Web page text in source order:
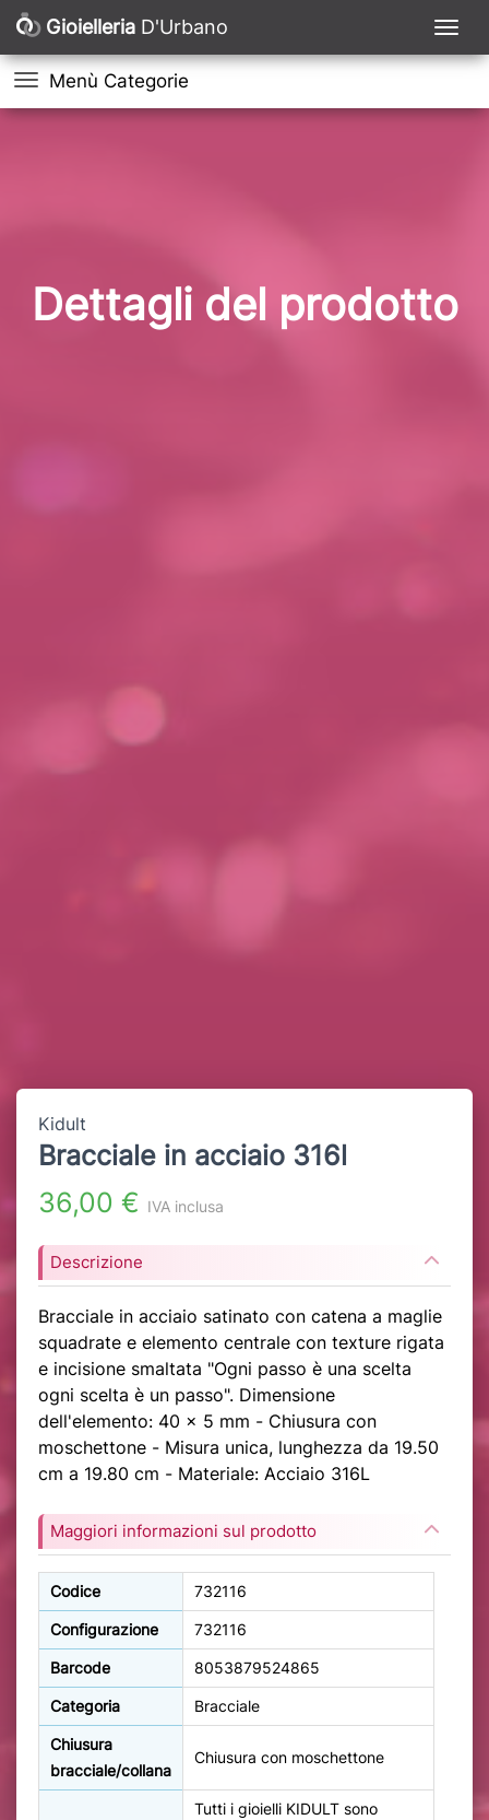
Gioielleria D'Urbano
Menù Categorie
Dettagli del prodotto
Kidult
Bracciale in acciaio 316l
36,00 € IVA inclusa
Descrizione
Bracciale in acciaio satinato con catena a maglie
squadrate e elemento centrale con texture rigata
e incisione smaltata "Ogni passo è una scelta
ogni scelta è un passo". Dimensione
dell'elemento: 40 x 5 mm - Chiusura con
moschettone - Misura unica, lunghezza da 19.50
cm a 19.80 cm - Materiale: Acciaio 316L
Maggiori informazioni sul prodotto
Codice 732116
Configurazione 732116
Barcode 8053879524865
Categoria Bracciale
Chiusura
bracciale/collana
Chiusura con moschettone
Tutti i gioielli KIDULT sono